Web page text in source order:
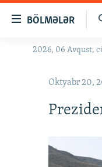
naviqasiyaya
BÖLMƏLƏR
GÜNDƏM
#ƏSLINDƏ
QANUNI DOĞRU
Axtar
2026, 06 Avqust,
Oktyabr 20,